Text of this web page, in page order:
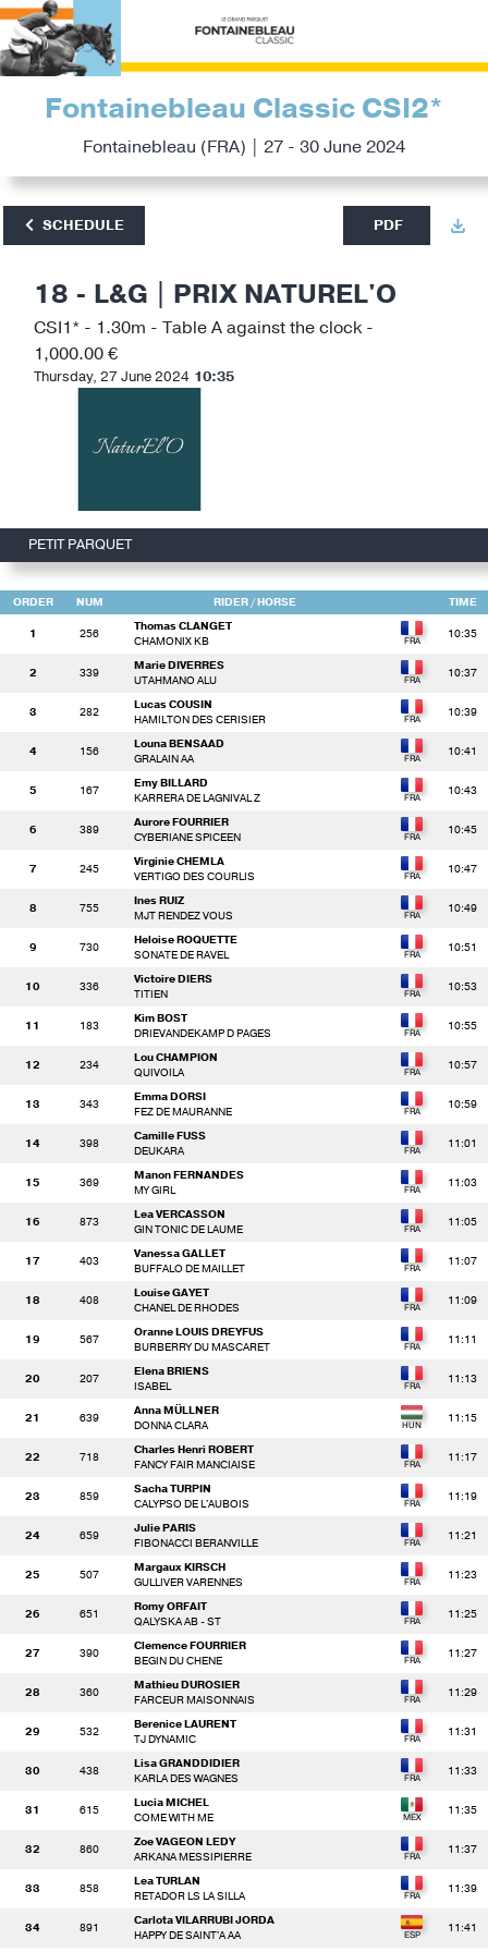
Fontainebleau Classic CSI2*
Fontainebleau (FRA) | 27 - 30 June 2024
SCHEDULE PDF
18 - L&G | PRIX NATUREL'O
CSI1* - 1.30m - Table A against the clock -
1,000.00 €
Thursday, 27 June 2024 10:35
PETIT PARQUET
ORDER NUM RIDER / HORSE TIME
1 256
Thomas CLANGET
CHAMONIX KB
10:35
2 339
Marie DIVERRES
UTAHMANO ALU
10:37
3 282
Lucas COUSIN
HAMILTON DES CERISIER
10:39
4 156
Louna BENSAAD
GRALAIN AA
10:41
5 167
Emy BILLARD
KARRERA DE LAGNIVAL Z
10:43
6 389
Aurore FOURRIER
CYBERIANE SPICEEN
10:45
7 245
Virginie CHEMLA
VERTIGO DES COURLIS
10:47
8 755
Ines RUIZ
MJT RENDEZ VOUS
10:49
9 730
Heloise ROQUETTE
SONATE DE RAVEL
10:51
10 336
Victoire DIERS
TITIEN
10:53
11 183
Kim BOST
DRIEVANDEKAMP D PAGES
10:55
12 234
Lou CHAMPION
QUIVOILA
10:57
13 343
Emma DORSI
FEZ DE MAURANNE
10:59
14 398
Camille FUSS
DEUKARA
11:01
15 369
Manon FERNANDES
MY GIRL
11:03
16 873
Lea VERCASSON
GIN TONIC DE LAUME
11:05
17 403
Vanessa GALLET
BUFFALO DE MAILLET
11:07
18 408
Louise GAYET
CHANEL DE RHODES
11:09
19 567
Oranne LOUIS DREYFUS
BURBERRY DU MASCARET
11:11
20 207
Elena BRIENS
ISABEL
11:13
21 639
Anna MÜLLNER
DONNA CLARA
11:15
22 718
Charles Henri ROBERT
FANCY FAIR MANCIAISE
11:17
23 859
Sacha TURPIN
CALYPSO DE L'AUBOIS
11:19
24 659
Julie PARIS
FIBONACCI BERANVILLE
11:21
25 507
Margaux KIRSCH
GULLIVER VARENNES
11:23
26 651
Romy ORFAIT
QALYSKA AB - ST
11:25
27 390
Clemence FOURRIER
BEGIN DU CHENE
11:27
28 360
Mathieu DUROSIER
FARCEUR MAISONNAIS
11:29
29 532
Berenice LAURENT
TJ DYNAMIC
11:31
30 438
Lisa GRANDDIDIER
KARLA DES WAGNES
11:33
31 615
Lucia MICHEL
COME WITH ME
11:35
32 860
Zoe VAGEON LEDY
ARKANA MESSIPIERRE
11:37
33 858
Lea TURLAN
RETADOR LS LA SILLA
11:39
34 891
Carlota VILARRUBI JORDA
HAPPY DE SAINT'A AA
11:41